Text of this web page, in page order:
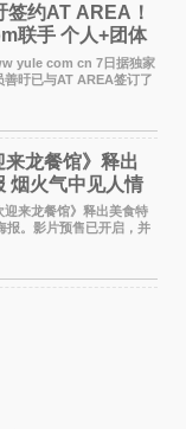
约AT AREA！
联手 个人+团体
yule com cn 7日据独家
旴已与AT AREA签订了
知名制作人组合
hop厂牌，旗下拥有多
龙餐馆》释出
烟火气中见人情
来龙餐馆》释出美食特
报。影片预售已开启，并
21:00举行全国超前点
》作为战争美食喜剧大